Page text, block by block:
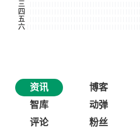
资讯 博客
智库
动弹
评论
粉丝